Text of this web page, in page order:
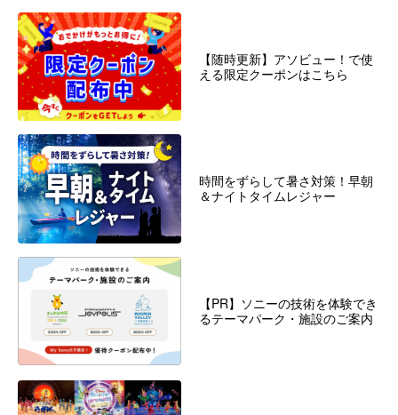
【随時更新】アソビュー！で使
える限定クーポンはこちら
時間をずらして暑さ対策！早朝
＆ナイトタイムレジャー
【PR】ソニーの技術を体験でき
るテーマパーク・施設のご案内